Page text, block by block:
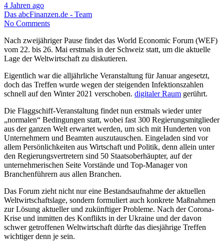
4 Jahren ago
Das abcFinanzen.de - Team
No Comments
Nach zweijähriger Pause findet das World Economic Forum (WEF)
vom 22. bis 26. Mai erstmals in der Schweiz statt, um die aktuelle
Lage der Weltwirtschaft zu diskutieren.
Eigentlich war die alljährliche Veranstaltung für Januar angesetzt,
doch das Treffen wurde wegen der steigenden Infektionszahlen
schnell auf den Winter 2021 verschoben. digitaler Raum gerührt.
Die Flaggschiff-Veranstaltung findet nun erstmals wieder unter
„normalen“ Bedingungen statt, wobei fast 300 Regierungsmitglieder
aus der ganzen Welt erwartet werden, um sich mit Hunderten von
Unternehmern und Beamten auszutauschen. Eingeladen sind vor
allem Persönlichkeiten aus Wirtschaft und Politik, denn allein unter
den Regierungsvertretern sind 50 Staatsoberhäupter, auf der
unternehmerischen Seite Vorstände und Top-Manager von
Branchenführern aus allen Branchen.
Das Forum zieht nicht nur eine Bestandsaufnahme der aktuellen
Weltwirtschaftslage, sondern formuliert auch konkrete Maßnahmen
zur Lösung aktueller und zukünftiger Probleme. Nach der Corona-
Krise und inmitten des Konflikts in der Ukraine und der davon
schwer getroffenen Weltwirtschaft dürfte das diesjährige Treffen
wichtiger denn je sein.